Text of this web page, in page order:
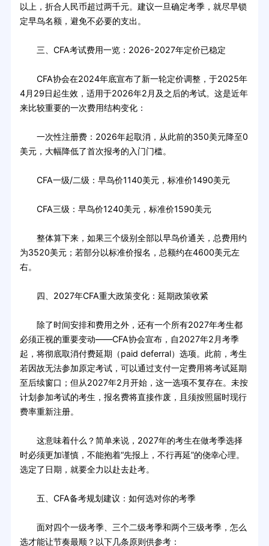
以上，折合人民币超过两千元。建议一旦确定考季，就尽早锁
定早鸟名额，避免不必要的支出。
三、CFA考试费用一览：2026-2027年定价已稳定
CFA协会在2024年底宣布了新一轮定价调整，于2025年
4月29日起生效，适用于2026年2月及之后的考试。这是近年
来比较重要的一次费用结构变化：
一次性注册费：2026年起取消，从此前的350美元降至0
美元，大幅降低了首次报考的入门门槛。
CFA一级/二级：早鸟价1140美元，标准价1490美元
CFA三级：早鸟价1240美元，标准价1590美元
整体算下来，如果三个级别全部以早鸟价通关，总费用约
为3520美元；若部分以标准价报名，总额约在4600美元左
右。
四、2027年CFA重大政策变化：延期政策收紧
除了时间安排和费用之外，还有一个所有2027年考生都
必须正视的重要变动——CFA协会宣布，自2027年2月考季
起，将彻底取消付费延期（paid deferral）选项。此前，考生
若因故无法参加原定考试，可以通过支付一定费用将考试延期
至后续窗口；但从2027年2月开始，这一选项不复存在。未按
计划参加考试的考生，报名费将直接作废，且须按照届时现行
费率重新注册。
这意味着什么？简单来说，2027年的考生在做考季选择
时必须更加谨慎，不能抱着“先报上，不行再延”的侥幸心理。
选定了日期，就要全力以赴去赴考。
五、CFA备考规划建议：如何选对你的考季
面对四个一级考季、三个二级考季和两个三级考季，怎么
选才能让节奏最顺？以下几条原则供参考：